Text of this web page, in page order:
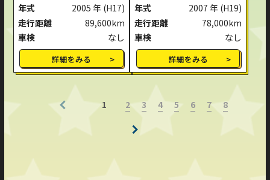
年式
2005 年 (H17)
走行距離
89,600km
車検
なし
詳細をみる
年式
2007 年 (H19)
走行距離
78,000km
車検
なし
詳細をみる
1 2 3 4 5 6 7 8